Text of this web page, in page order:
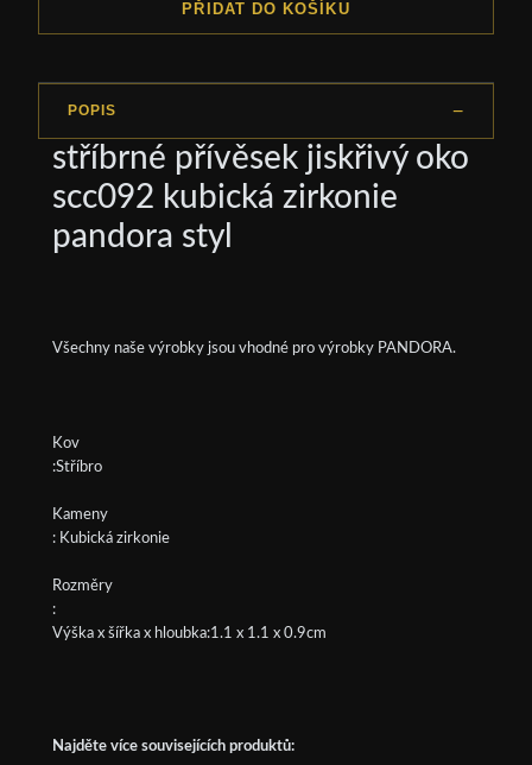
PŘIDAT DO KOŠÍKU
POPIS
stříbrné přívěsek jiskřivý oko
scc092 kubická zirkonie
pandora styl
Všechny naše výrobky jsou vhodné pro výrobky PANDORA.
Kov
:Stříbro
Kameny
: Kubická zirkonie
Rozměry
:
Výška x šířka x hloubka:1.1 x 1.1 x 0.9cm
Najděte více souvisejících produktů: